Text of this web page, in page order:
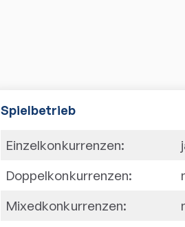
Spielbetrieb
Einzelkonkurrenzen:
Doppelkonkurrenzen:
Mixedkonkurrenzen: